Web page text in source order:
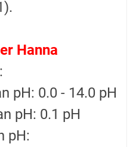
Hanna
pH: 0.0 - 14.0 pH
pH: 0.1 pH
pH: